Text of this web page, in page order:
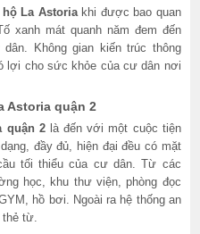
La Astoriakhi được bao quan
xanh mát quanh năm đem đến
Không gian kiến trúc thông
lợi cho sức khỏe của cư dân nơi
Astoria quận 2
quận 2là đến với một cuộc tiện
đầy đủ, hiện đại đều có mặt
tối thiểu của cư dân. Từ các
học, khu thư viện, phòng đọc
hồ bơi. Ngoài ra hệ thống an
thẻ từ.